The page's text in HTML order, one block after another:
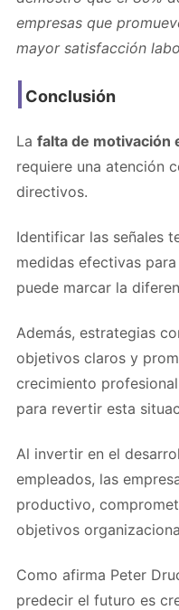
empresas que
mayor satisfacción
Conclusión
La falta de motivación
requiere una atención
directivos.
Identificar las señales
medidas efectivas
puede marcar la
Además, estrategias
objetivos claros y
crecimiento
para revertir esta
Al invertir en el
empleados, las
productivo,
objetivos
Como afirma Peter
predecir el futuro es